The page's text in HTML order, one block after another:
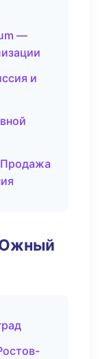
—
и
Продажа
Южный